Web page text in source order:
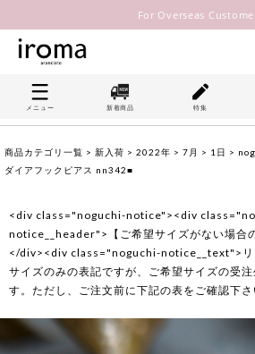
For Overseas
メニュー 新着商品 特集
商品カテゴリ一覧 > 新入荷 > 2022年 > 7月 > 1日 >
ダイアフックピアス nn342■
<div class="noguchi-notice"><div
notice__header">【ご希望サイズがない場合
</div><div class="noguchi-notice__text">リ
サイズのみの表記ですが、ご希望サイズの受
す。ただし、ご注文前に下記の表をご確認下